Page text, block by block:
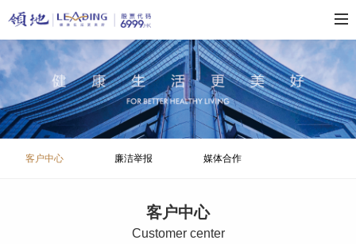
客户中心 廉洁举报 媒体合作
客户中心
Customer center